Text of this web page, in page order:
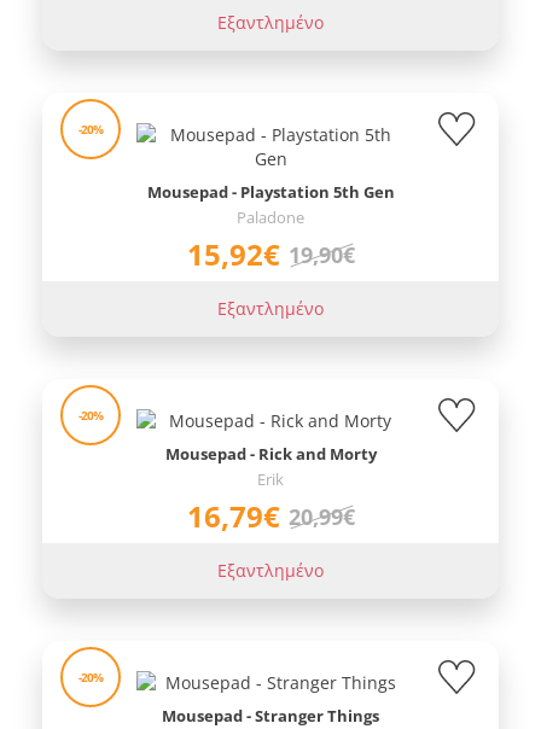
Εξαντλημένο
-20%
Mousepad - Playstation 5th Gen
Paladone
15,92€ 19,90€
Εξαντλημένο
-20%
Mousepad - Rick and Morty
Erik
16,79€ 20,99€
Εξαντλημένο
-20%
Mousepad - Stranger Things